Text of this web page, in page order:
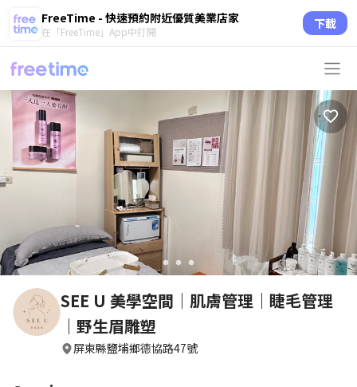
FreeTime - 快速預約附近優質美業店家
在「FreeTime」App中打開 下載
circle circle circle
SEE U 美學空間｜肌膚管理｜睫毛管理
｜野生眉雕塑
屏東縣鹽埔鄉德協路47號